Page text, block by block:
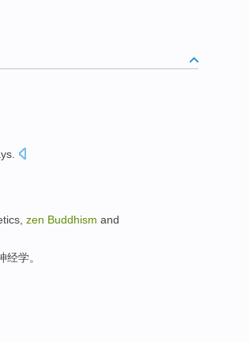
zen Buddhism and
经学。